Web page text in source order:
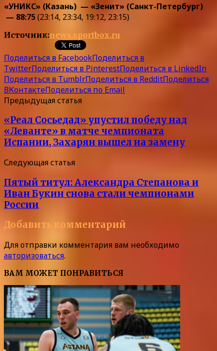
«УНИКС» (Казань) — «Зенит» (Санкт-Петербург)
— 88:75(23:14, 23:34, 19:12, 23:15)
Источник:news.sportbox.ru
Поделиться в FacebookПоделиться в
TwitterПоделиться в PinterestПоделиться в LinkedIn
Поделиться в TumblrПоделиться в RedditПоделиться
ВКонтактеПоделиться по Email
Предыдущая статья
«Реал Сосьедад» упустил победу над
«Леванте» в матче чемпионата
Испании, Захарян вышел на замену
Следующая статья
Пятый титул: Александра Степанова и
Иван Букин снова стали чемпионами
России
Добавить комментарий
Для отправки комментария вам необходимо
авторизоваться.
ВАМ МОЖЕТ ПОНРАВИТЬСЯ